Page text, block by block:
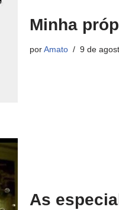
Minha
porAmato 9 de
As